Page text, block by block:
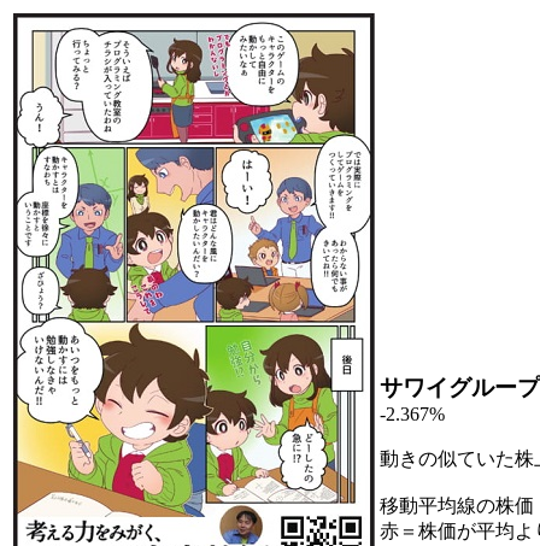
サワイグルー
-2.367%
動きの似ていた
移動平均線の株価
赤＝株価が平均